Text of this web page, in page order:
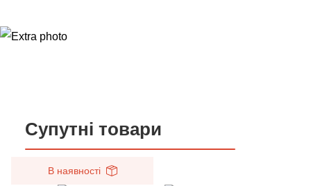
Супутні товари
В наявності